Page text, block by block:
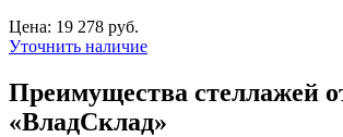
Цена: 19 278 руб.
Уточнить наличие
Преимущества стеллажей
«ВладСклад»